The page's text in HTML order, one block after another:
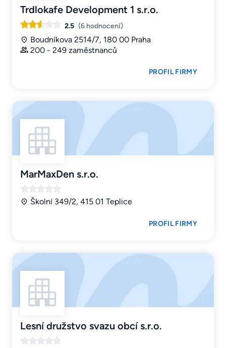
Trdlokafe Development 1 s.r.o.
2.5 (6 hodnocení)
Boudníkova 2514/7, 180 00 Praha
200 - 249 zaměstnanců
PROFIL FIRMY
MarMaxDen s.r.o.
Školní 349/2, 415 01 Teplice
PROFIL FIRMY
Lesní družstvo svazu obcí s.r.o.